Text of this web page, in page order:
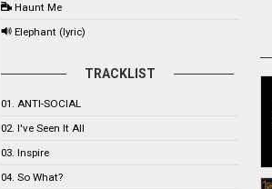
Haunt Me
Elephant (lyric)
TRACKLIST
01. ANTI-SOCIAL
02. I've Seen It All
03. Inspire
04. So What?